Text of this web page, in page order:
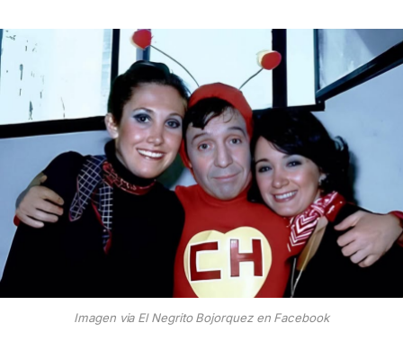
Imagen via El Negrito Bojorquez en Facebook